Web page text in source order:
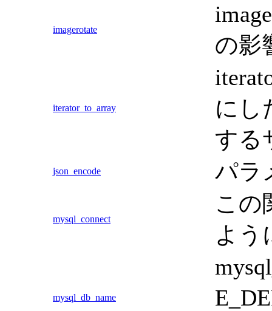
imagerotate
の影
iterator_to_array
にし
する
json_encode パラ
mysql_connect
この
よう
mysql_db_name